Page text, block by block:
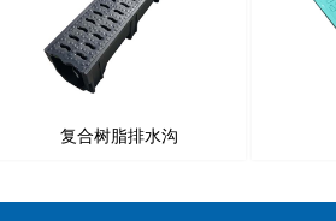
复合树脂排水沟